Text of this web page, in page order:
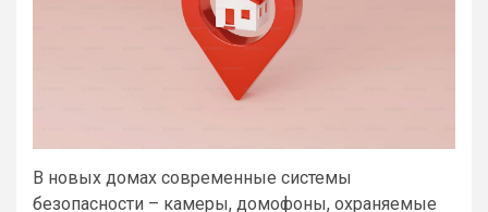
В новых домах современные системы
безопасности – камеры, домофоны, охраняемые